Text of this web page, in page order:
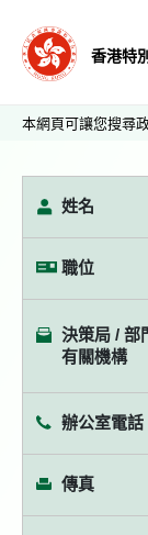
香港特
本網頁可讓您搜尋
姓名
職位
決策局 / 部
有關機構
辦公室電話
傳真